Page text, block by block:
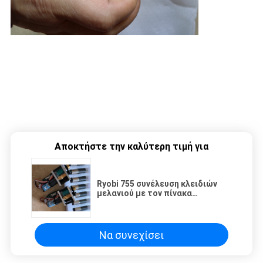
Αποκτήστε την καλύτερη τιμή για
Ryobi 755 συνέλευση κλειδιών
μελανιού με τον πίνακα
Να συνεχίσει